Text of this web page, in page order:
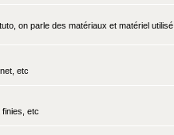
on parle des matériaux et matériel utilisé.
etc
etc